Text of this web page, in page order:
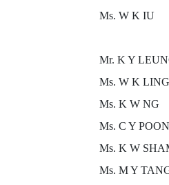
Ms. W K IU
Mr. K Y
Ms. W K LING
Ms. K W NG
Ms. C Y POON
Ms. K W
Ms. M Y